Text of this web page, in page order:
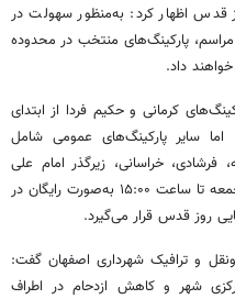
قدس اظهار کرد: به‌منظور سهولت در
پارکینگ‌های منتخب در محدوده
داد.
کرمانی و حکیم فردا از ابتدای
سایر پارکینگ‌های عمومی شامل
فرشادی، خراسانی، زیرگذر امام علی
(ع)، نظام‌الملک و شیخ بهایی از صبح روز جمعه تا ساعت ۱۵:۰۰ به‌صورت رایگان در
روز قدس قرار می‌گیرد.
و ترافیک شهرداری اصفهان گفت:
شهر و کاهش ازدحام در اطراف